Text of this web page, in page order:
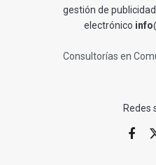
gestión de
electrónico
Consultorías en
Redes